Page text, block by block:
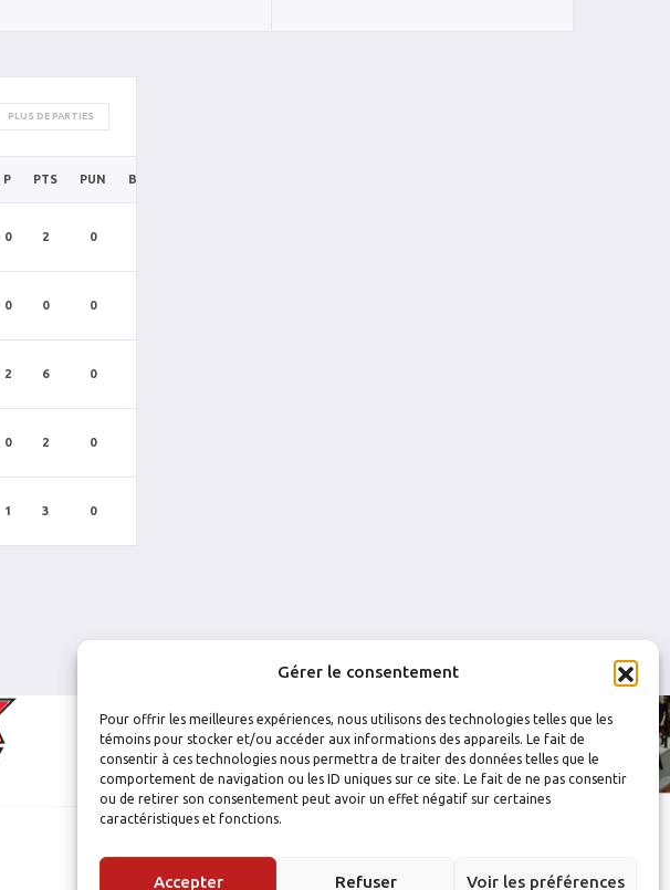
Gérer le consentement
Pour offrir les meilleures expériences, nous utilisons des technologies telles que les
témoins pour stocker et/ou accéder aux informations des appareils. Le fait de
consentir à ces technologies nous permettra de traiter des données telles que le
comportement de navigation ou les ID uniques sur ce site. Le fait de ne pas consentir
ou de retirer son consentement peut avoir un effet négatif sur certaines
caractéristiques et fonctions.
Accepter Refuser Voir les préférences
PLUS DE PARTIES
P PTS PUN BAN
0 2 0
0 0 0
2 6 0
0 2 0
1 3 0